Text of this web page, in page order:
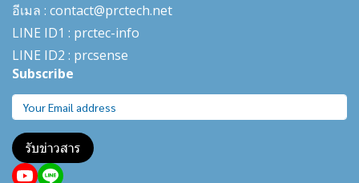
อีเมล : contact@prctech.net
LINE ID1 : prctec-info
LINE ID2 : prcsense
Subscribe
รับข่าวสาร